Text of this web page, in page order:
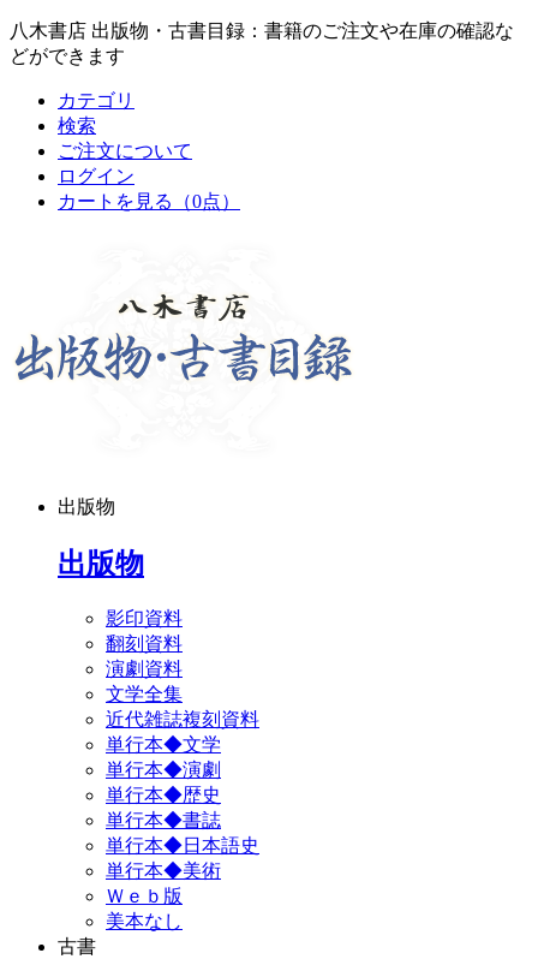
八木書店 出版物・古書目録：書籍のご注文や在庫の確認な
どができます
カテゴリ
検索
ご注文について
ログイン
カートを見る
（0点）
出版物
出版物
影印資料
翻刻資料
演劇資料
文学全集
近代雑誌複刻資料
単行本◆文学
単行本◆演劇
単行本◆歴史
単行本◆書誌
単行本◆日本語史
単行本◆美術
Ｗｅｂ版
美本なし
古書